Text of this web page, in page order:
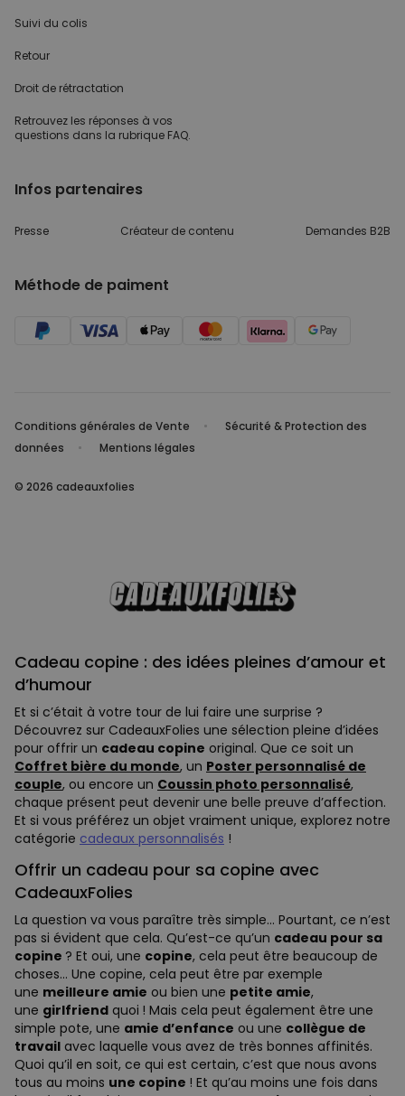
Suivi du colis
Retour
Droit de rétractation
Retrouvez les réponses à vos
questions dans la rubrique FAQ.
Infos partenaires
Presse Créateur de contenu Demandes B2B
Méthode de paiment
Conditions générales de Vente
Sécurité & Protection des
données
Mentions légales
© 2026 cadeauxfolies
Cadeau copine : des idées pleines d’amour et
d’humour
Et si c’était à votre tour de lui faire une surprise ?
Découvrez sur CadeauxFolies une sélection pleine d’idées
pour offrir un cadeau copine original. Que ce soit un
Coffret bière du monde, un Poster personnalisé de
couple, ou encore un Coussin photo personnalisé,
chaque présent peut devenir une belle preuve d’affection.
Et si vous préférez un objet vraiment unique, explorez notre
catégorie cadeaux personnalisés !
Offrir un cadeau pour sa copine avec
CadeauxFolies
La question va vous paraître très simple… Pourtant, ce n’est
pas si évident que cela. Qu’est-ce qu’un cadeau pour sa
copine ? Et oui, une copine, cela peut être beaucoup de
choses… Une copine, cela peut être par exemple
une meilleure amie ou bien une petite amie,
une girlfriend quoi ! Mais cela peut également être une
simple pote, une amie d’enfance ou une collègue de
travail avec laquelle vous avez de très bonnes affinités.
Quoi qu’il en soit, ce qui est certain, c’est que nous avons
tous au moins une copine ! Et qu’au moins une fois dans